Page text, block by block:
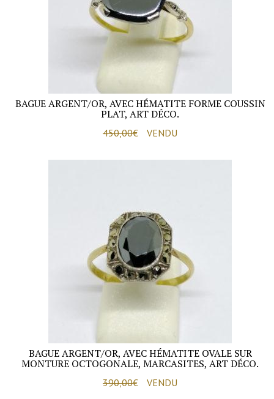
BAGUE ARGENT/OR, AVEC HÉMATITE FORME COUSSIN
PLAT, ART DÉCO.
450,00€ VENDU
BAGUE ARGENT/OR, AVEC HÉMATITE OVALE SUR
MONTURE OCTOGONALE, MARCASITES, ART DÉCO.
390,00€ VENDU